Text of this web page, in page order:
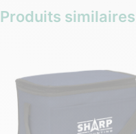
Produits similaires